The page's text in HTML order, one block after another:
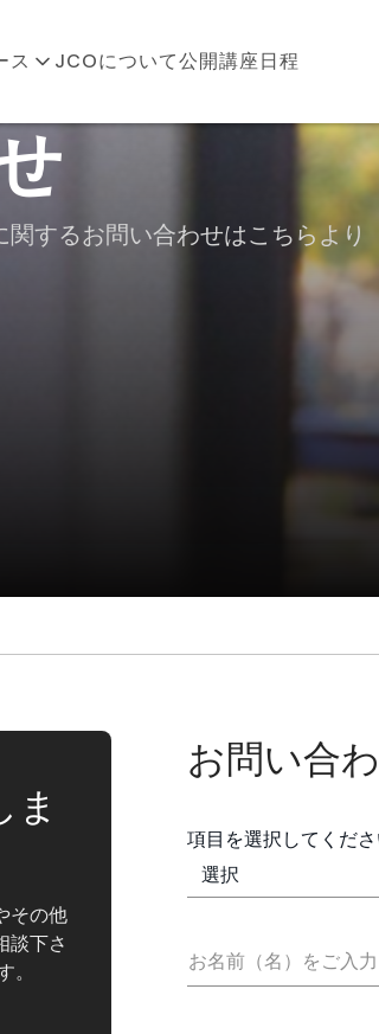
ス JCOについて公開講座日程
するお問い合わせはこちらより
ま
その他
談下さ
お問い合
項目を選択してくだ
お名前（名）をご入